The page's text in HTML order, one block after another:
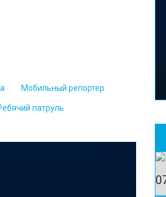
Мобильный репортер
патруль